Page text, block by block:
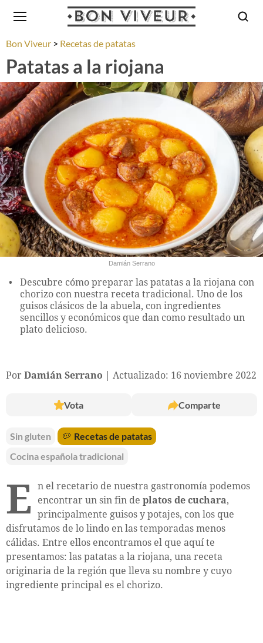
Bon Viveur Recetas de patatas
Patatas a la riojana
Damián Serrano
Descubre cómo preparar las patatas a la riojana con
chorizo con nuestra receta tradicional. Uno de los
guisos clásicos de la abuela, con ingredientes
sencillos y económicos que dan como resultado un
plato delicioso.
Por Damián Serrano Actualizado: 16 noviembre 2022
Vota Comparte
Sin gluten 🥔 Recetas de patatas
Cocina española tradicional
E n el recetario de nuestra gastronomía podemos
encontrar un sin fin de platos de cuchara,
principalmente guisos y potajes, con los que
disfrutamos de lo lindo en las temporadas menos
cálidas. Entre ellos encontramos el que aquí te
presentamos: las patatas a la riojana, una receta
originaria de la región que lleva su nombre y cuyo
ingrediente principal es el chorizo.